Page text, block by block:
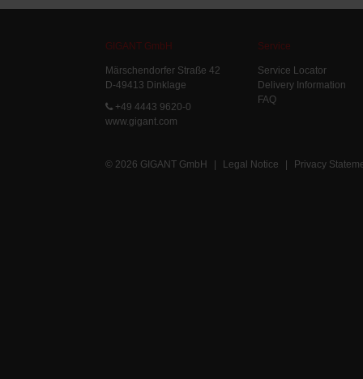
GIGANT GmbH
Märschendorfer Straße 42
D-49413 Dinklage
+49 4443 9620-0
www.gigant.com
Service
Service Locator
Delivery Information
FAQ
© 2026 GIGANT GmbH | Legal Notice | Privacy